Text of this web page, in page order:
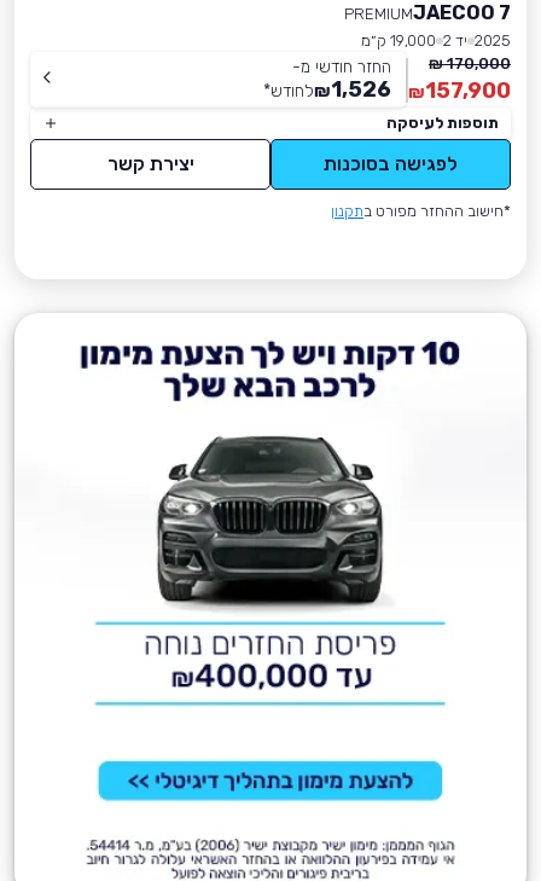
JAECOO 7
PREMIUM
2025 יד 2
19,000 ק״מ
170,000 ₪
157,900
₪
החזר חודשי מ-
1,526
₪לחודש*
תוספות לעיסקה
לפגישה בסוכנות יצירת קשר
*חישוב ההחזר מפורט בתקנון